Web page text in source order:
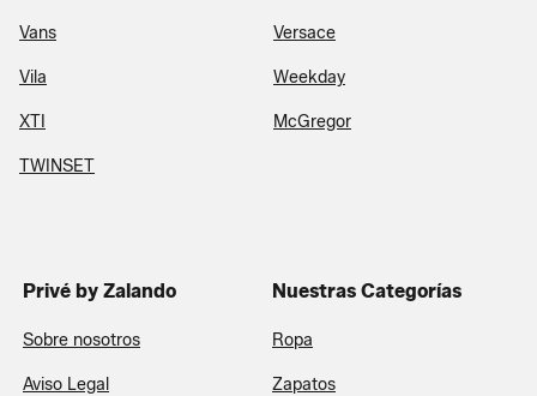
Vans Versace
Vila Weekday
XTI McGregor
TWINSET
Privé by Zalando
Sobre nosotros
Aviso Legal
Nuestras Categorías
Ropa
Zapatos